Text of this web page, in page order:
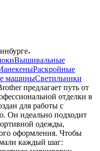
Вышивальные
Раскройные
машиныСветильники
предлагает путь от
отделки в
для работы с
Он идеально подходит
одежды,
оформления. Чтобы
каждый шаг: